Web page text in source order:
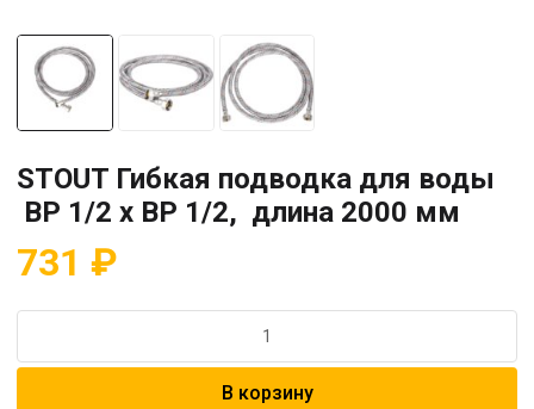
STOUT Гибкая подводка для воды
ВР 1/2 х ВР 1/2, длина 2000 мм
731 ₽
STOUT
В корзину